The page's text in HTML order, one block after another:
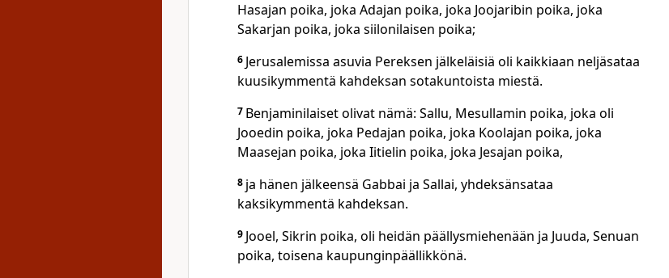
Hasajan poika, joka Adajan poika, joka Joojaribin poika, joka
Sakarjan poika, joka siilonilaisen poika;
6 Jerusalemissa asuvia Pereksen jälkeläisiä oli kaikkiaan neljäsataa
kuusikymmentä kahdeksan sotakuntoista miestä.
7 Benjaminilaiset olivat nämä: Sallu, Mesullamin poika, joka oli
Jooedin poika, joka Pedajan poika, joka Koolajan poika, joka
Maasejan poika, joka Iitielin poika, joka Jesajan poika,
8 ja hänen jälkeensä Gabbai ja Sallai, yhdeksänsataa
kaksikymmentä kahdeksan.
9 Jooel, Sikrin poika, oli heidän päällysmiehenään ja Juuda, Senuan
poika, toisena kaupunginpäällikkönä.